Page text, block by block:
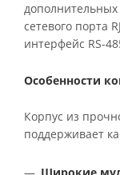
сетевого порта
интерфейс RS-
Особенности
Корпус из
поддерживает